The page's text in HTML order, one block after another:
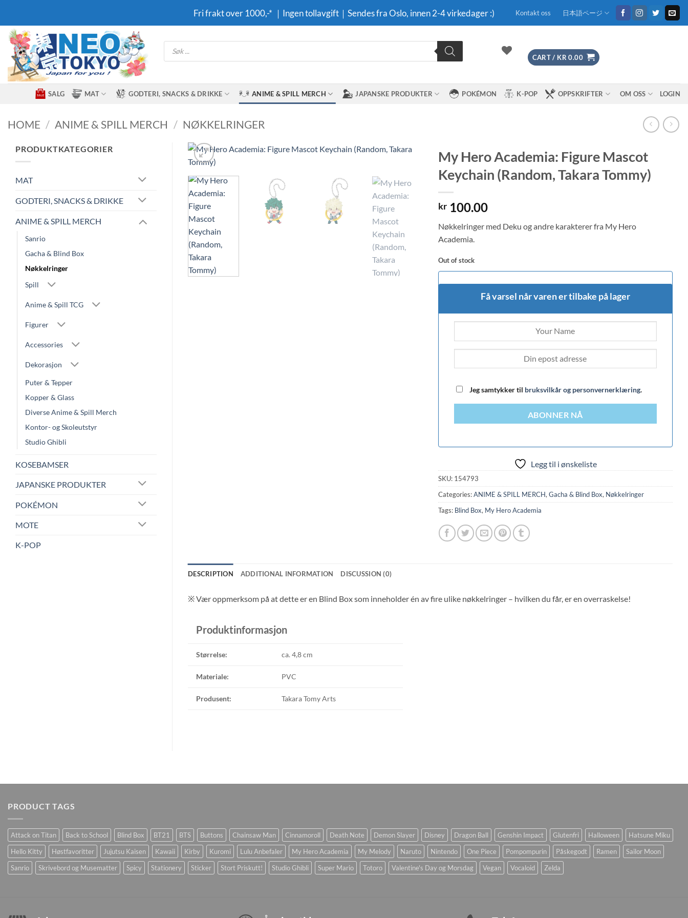
content
Fri frakt over 1000,-* ｜Ingen tollavgift｜Sendes fra Oslo, innen 2-4 virkedager :) Kontakt oss 日本語ページ
Products
search
CART / KR 0.00
SALG MAT GODTERI, SNACKS & DRIKKE ANIME & SPILL MERCH JAPANSKE PRODUKTER POKÉMON K-POP OPPSKRIFTER OM OSS LOGIN
HOME / ANIME & SPILL MERCH / NØKKELRINGER
PRODUKTKATEGORIER
MAT
GODTERI, SNACKS & DRIKKE
ANIME & SPILL MERCH
Sanrio
Gacha & Blind Box
Nøkkelringer
Spill
Anime & Spill TCG
Figurer
Accessories
Dekorasjon
Puter & Tepper
Kopper & Glass
Diverse Anime & Spill Merch
Kontor- og Skoleutstyr
Studio Ghibli
KOSEBAMSER
JAPANSKE PRODUKTER
POKÉMON
MOTE
K-POP
ønskeliste
My Hero Academia: Figure Mascot
Keychain (Random, Takara Tommy)
kr100.00
Nøkkelringer med Deku og andre karakterer fra My Hero
Academia.
Out of stock
Få varsel når varen er tilbake på lager
Jeg samtykker til bruksvilkår og personvernerklæring.
ABONNER NÅ
Legg til i ønskeliste
SKU: 154793
Categories:ANIME & SPILL MERCH,Gacha & Blind Box, Nøkkelringer
Tags: Blind Box, My Hero Academia
DESCRIPTION ADDITIONAL INFORMATION DISCUSSION (0)
※ Vær oppmerksom på at dette er en Blind Box som inneholder én av fire ulike nøkkelringer – hvilken du får, er en overraskelse!
Produktinformasjon
Størrelse: ca. 4,8 cm
Materiale: PVC
Produsent: Takara Tomy Arts
PRODUCT TAGS
Attack on Titan Back to School Blind Box BT21 BTS Buttons Chainsaw Man Cinnamoroll Death Note Demon Slayer Disney Dragon Ball Genshin Impact Glutenfri Halloween
Hatsune Miku
Hello Kitty
Høstfavoritter Jujutsu Kaisen Kawaii Kirby Kuromi Lulu Anbefaler My Hero Academia My Melody Naruto Nintendo One Piece Pompompurin Påskegodt Ramen
Sailor Moon
Sanrio
Skrivebord og Musematter Spicy Stationery Sticker Stort Priskutt! Studio Ghibli Super Mario Totoro Valentine's Day og Morsdag Vegan Vocaloid Zelda